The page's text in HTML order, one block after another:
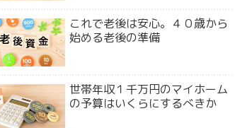
これで老後は安心。４０歳から
始める老後の準備
世帯年収１千万円のマイホーム
の予算はいくらにするべきか